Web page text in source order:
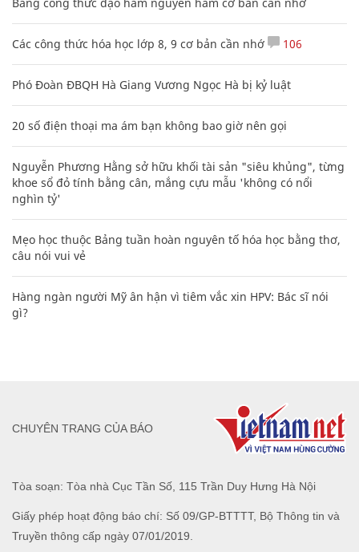
Các công thức hóa học lớp 8, 9 cơ bản cần nhớ 106
Phó Đoàn ĐBQH Hà Giang Vương Ngọc Hà bị kỷ luật
20 số điện thoại ma ám bạn không bao giờ nên gọi
Nguyễn Phương Hằng sở hữu khối tài sản "siêu khủng", từng
khoe sổ đỏ tính bằng cân, mắng cựu mẫu 'không có nổi
nghìn tỷ'
Mẹo học thuộc Bảng tuần hoàn nguyên tố hóa học bằng thơ,
câu nói vui vẻ
Hàng ngàn người Mỹ ân hận vì tiêm vắc xin HPV: Bác sĩ nói
gì?
Tòa soạn: Tòa nhà Cục Tần Số, 115 Trần Duy Hưng Hà Nội
Giấy phép hoạt động báo chí: Số 09/GP-BTTTT, Bộ Thông tin và
Truyền thông cấp ngày 07/01/2019.
CHUYÊN TRANG CỦA BÁO